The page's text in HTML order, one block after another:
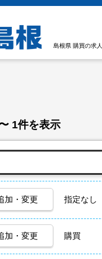
島根県 購買の求人
1件を表示
加・変更 指定なし
加・変更 購買